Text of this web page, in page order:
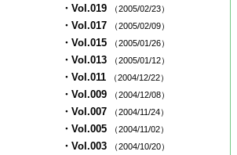
・Vol.019 （2005/02/23）
・Vol.017 （2005/02/09）
・Vol.015 （2005/01/26）
・Vol.013 （2005/01/12）
・Vol.011 （2004/12/22）
・Vol.009 （2004/12/08）
・Vol.007 （2004/11/24）
・Vol.005 （2004/11/02）
・Vol.003 （2004/10/20）